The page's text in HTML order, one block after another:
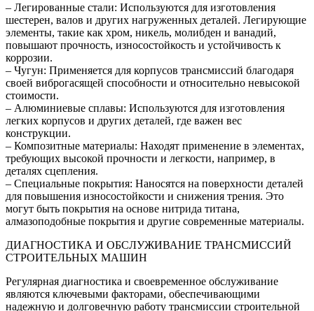
– Легированные стали: Используются для изготовления
шестерен, валов и других нагруженных деталей. Легирующие
элементы, такие как хром, никель, молибден и ванадий,
повышают прочность, износостойкость и устойчивость к
коррозии.
– Чугун: Применяется для корпусов трансмиссий благодаря
своей виброгасящей способности и относительно невысокой
стоимости.
– Алюминиевые сплавы: Используются для изготовления
легких корпусов и других деталей, где важен вес
конструкции.
– Композитные материалы: Находят применение в элементах,
требующих высокой прочности и легкости, например, в
деталях сцепления.
– Специальные покрытия: Наносятся на поверхности деталей
для повышения износостойкости и снижения трения. Это
могут быть покрытия на основе нитрида титана,
алмазоподобные покрытия и другие современные материалы.
ДИАГНОСТИКА И ОБСЛУЖИВАНИЕ ТРАНСМИССИЙ
СТРОИТЕЛЬНЫХ МАШИН
Регулярная диагностика и своевременное обслуживание
являются ключевыми факторами, обеспечивающими
надежную и долговечную работу трансмиссии строительной